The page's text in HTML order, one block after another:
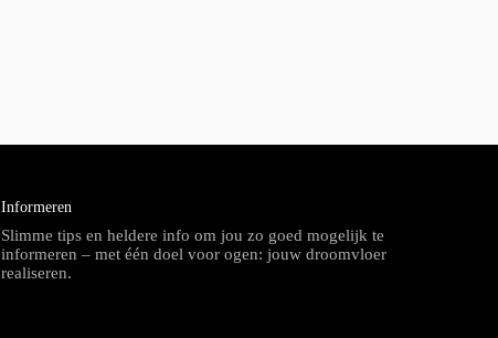
Informeren
Slimme tips en heldere info om jou zo goed mogelijk te
informeren – met één doel voor ogen: jouw droomvloer
realiseren.